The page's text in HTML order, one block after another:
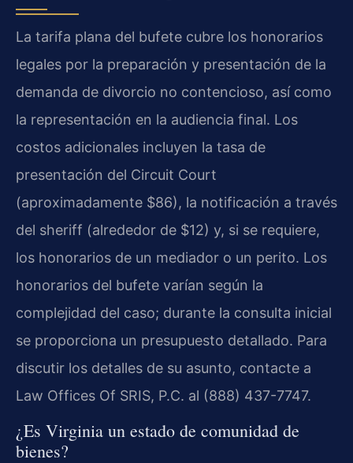
La tarifa plana del bufete cubre los honorarios
legales por la preparación y presentación de la
demanda de divorcio no contencioso, así como
la representación en la audiencia final. Los
costos adicionales incluyen la tasa de
presentación del Circuit Court
(aproximadamente $86), la notificación a través
del sheriff (alrededor de $12) y, si se requiere,
los honorarios de un mediador o un perito. Los
honorarios del bufete varían según la
complejidad del caso; durante la consulta inicial
se proporciona un presupuesto detallado. Para
discutir los detalles de su asunto, contacte a
Law Offices Of SRIS, P.C. al (888) 437-7747.
¿Es Virginia un estado de comunidad de
bienes?